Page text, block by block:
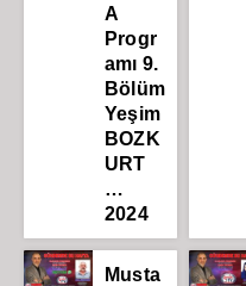
A
Progr
amı 9.
Bölüm
Yeşim
BOZK
URT
…
2024
Musta